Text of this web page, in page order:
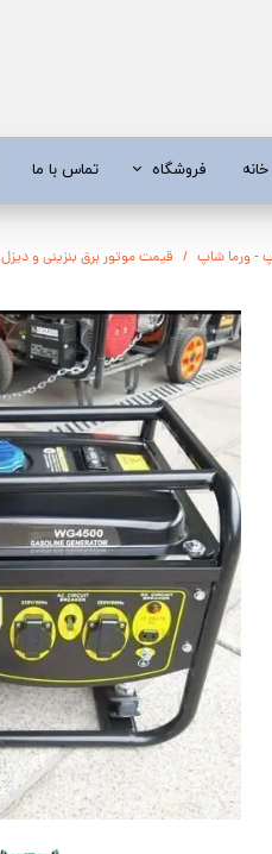
خانه فروشگاه
آبسردکن و دستگاه تصفیه آب
تیلر
ابزار و قطعات
پمپ آب
کفکش / لجن کش
موتور پمپ
اره زنجیری / علفتراش
شناور چاه عمیق
سمپاش
بخارشو
سایر پمپ
اینورتر جوش
کارواش
تماس با ما
- ورما شاپ قیمت موتور برق بنزینی و دیزل